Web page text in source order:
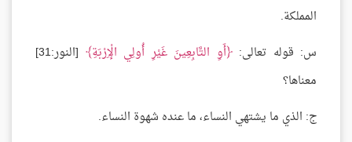
المملكة.
س: قوله تعالى: أَوِ التَّابِعِينَ غَيْرِ أُولِي الْإِرْبَةِ
[النور:31]
معناها؟
ج: الذي ما يشتهي النساء، ما عنده شهوة النساء.